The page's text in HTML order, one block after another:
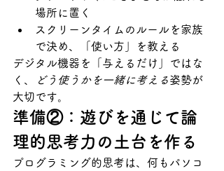
場所に置く
スクリーンタイムのルールを家族
で決め、「使い方」を教える
デジタル機器を「与えるだけ」ではな
く、
どう使うかを一緒に考える姿勢が
大切です。
準備②：遊びを通じて論
理的思考力の土台を作る
プログラミング的思考は、何もパソコ